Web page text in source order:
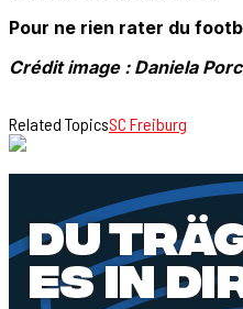
Pour ne rien rater du
Crédit image : Daniela
Related TopicsSC Freiburg